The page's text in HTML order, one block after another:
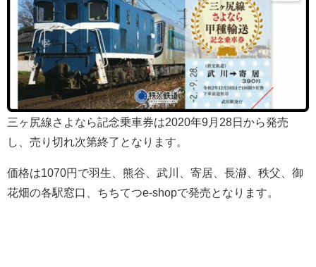
三ヶ尻線さよなら記念乗車券は2020年9月28日から発売
し、売り切れ次第終了となります。
価格は1070円で羽生、熊谷、武川、寄居、長瀞、秩父、御
花畑の各駅窓口、ちちてつe-shopで発売となります。